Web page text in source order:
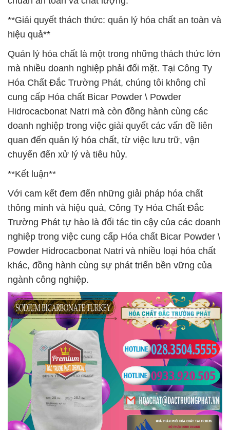
**Giải quyết thách thức: quản lý hóa chất an toàn và
hiệu quả**
Quản lý hóa chất là một trong những thách thức lớn
mà nhiều doanh nghiệp phải đối mặt. Tại Công Ty
Hóa Chất Đắc Trường Phát, chúng tôi không chỉ
cung cấp Hóa chất Bicar Powder \ Powder
Hidrocacbonat Natri mà còn đồng hành cùng các
doanh nghiệp trong việc giải quyết các vấn đề liên
quan đến quản lý hóa chất, từ việc lưu trữ, vận
chuyển đến xử lý và tiêu hủy.
**Kết luận**
Với cam kết đem đến những giải pháp hóa chất
thông minh và hiệu quả, Công Ty Hóa Chất Đắc
Trường Phát tự hào là đối tác tin cậy của các doanh
nghiệp trong việc cung cấp Hóa chất Bicar Powder \
Powder Hidrocacbonat Natri và nhiều loại hóa chất
khác, đồng hành cùng sự phát triển bền vững của
ngành công nghiệp.